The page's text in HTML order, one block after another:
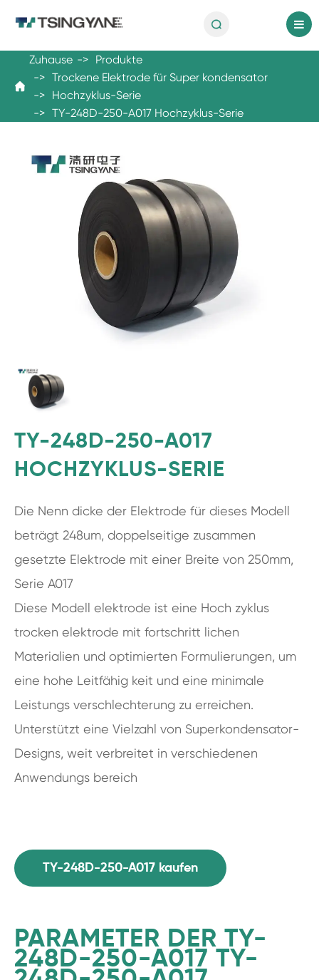


Zuhause
Produkte
Trockene Elektrode für Super kondensator
Hochzyklus-Serie
TY-248D-250-A017 Hochzyklus-Serie
TY-248D-250-A017
HOCHZYKLUS-SERIE
Die Nenn dicke der Elektrode für dieses Modell
beträgt 248um, doppelseitige zusammen
gesetzte Elektrode mit einer Breite von 250mm,
Serie A017
Diese Modell elektrode ist eine Hoch zyklus
trocken elektrode mit fortschritt lichen
Materialien und optimierten Formulierungen, um
eine hohe Leitfähig keit und eine minimale
Leistungs verschlechterung zu erreichen.
Unterstützt eine Vielzahl von Superkondensator-
Designs, weit verbreitet in verschiedenen
Anwendungs bereich
TY-248D-250-A017 kaufen
PARAMETER DER TY-
248D-250-A017 TY-